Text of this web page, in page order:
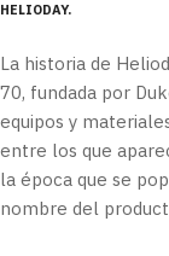
HELIODAY
La historia de
70, fundada por
equipos y
entre los que
la época que se
nombre del